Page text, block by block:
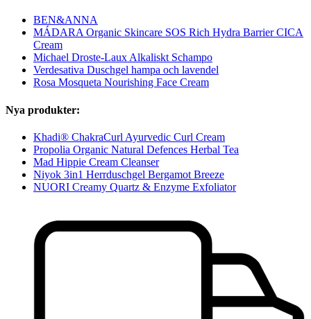
BEN&ANNA
MÁDARA Organic Skincare SOS Rich Hydra Barrier CICA
Cream
Michael Droste-Laux Alkaliskt Schampo
Verdesativa Duschgel hampa och lavendel
Rosa Mosqueta Nourishing Face Cream
Nya produkter:
Khadi® ChakraCurl Ayurvedic Curl Cream
Propolia Organic Natural Defences Herbal Tea
Mad Hippie Cream Cleanser
Niyok 3in1 Herrduschgel Bergamot Breeze
NUORI Creamy Quartz & Enzyme Exfoliator